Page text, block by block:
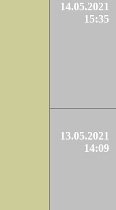
14.05.2021
15:35
13.05.2021
14:09